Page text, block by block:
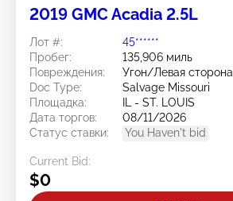
2019 GMC Acadia 2.5L
Лот #:
45******
Пробег:
135,906 миль
Повреждения:
Угон/Левая сторона
Doc Type:
Salvage Missouri
Площадка:
IL - ST. LOUIS
Дата торгов:
08/11/2026
Статус ставки:
You Haven't bid
Current Bid:
$0